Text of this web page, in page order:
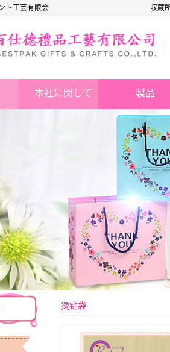
ト工芸有限会
収蔵
本社に関して 製品
烫钻袋